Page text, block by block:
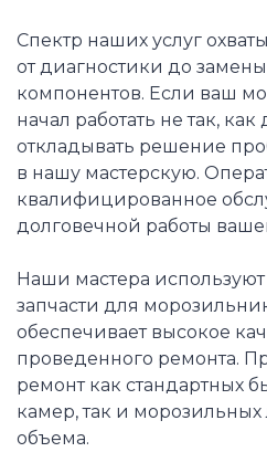
Спектр наших услуг
от диагностики до
компонентов. Если ваш
начал работать не так,
откладывать решение
в нашу мастерскую.
квалифицированное
долговечной работы
Наши мастера
запчасти для
обеспечивает высокое
проведенного ремонта.
ремонт как стандартных
камер, так и
объема.